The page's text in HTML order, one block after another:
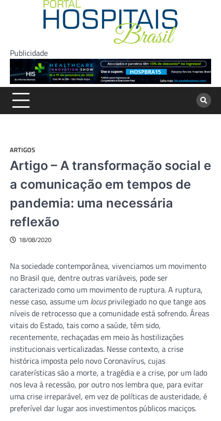
Publicidade
ARTIGOS
Artigo – A transformação social e
a comunicação em tempos de
pandemia: uma necessária
reflexão
18/08/2020
Na sociedade contemporânea, vivenciamos um movimento
no Brasil que, dentre outras variáveis, pode ser
caracterizado como um movimento de ruptura. A ruptura,
nesse caso, assume um locusprivilegiado no que tange aos
níveis de retrocesso que a comunidade está sofrendo. Áreas
vitais do Estado, tais como a saúde, têm sido,
recentemente, rechaçadas em meio às hostilizações
institucionais verticalizadas. Nesse contexto, a crise
histórica imposta pelo novo Coronavírus, cujas
caraterísticas são a morte, a tragédia e a crise, por um lado
nos leva à recessão, por outro nos lembra que, para evitar
uma crise irreparável, em vez de políticas de austeridade, é
preferível dar lugar aos investimentos públicos maciços.